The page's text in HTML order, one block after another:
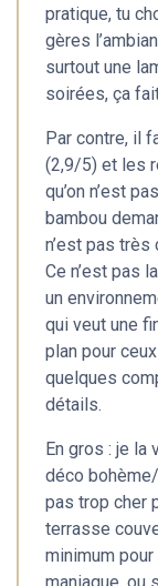
pratique, tu
gères
surtout une
soirées, ça
Par contre, il
(2,9/5) et les
qu’on n’est
bambou
n’est pas très
Ce n’est pas
un
qui veut une
plan pour
quelques
détails.
En gros : je la
déco
pas trop cher
terrasse
minimum pour